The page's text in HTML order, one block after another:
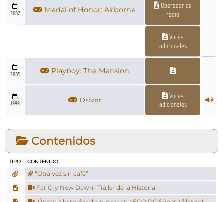
2007 Medal of Honor: Airborne
Operador de
radio
Voces
adicionales
2005 Playboy: The Mansion
1999 Driver
Voces
adicionales
Contenidos
TIPO CONTENIDO
“Otra vez sin café”
Far Cry New Dawn- Tráiler de la Historia